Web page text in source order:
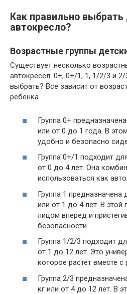
Как правильно выбрать
автокресло?
Возрастные группы
Существует несколько
автокресел: 0+, 0+/1, 1, 1/2/3 и
выбрать? Все зависит от
ребенка.
Группа 0+
или от 0 до 1 года. В
удобно и безопасно
Группа 0+/1 подходит
от 0 до 4 лет. Она
использоваться как
Группа 1 предназначена
или от 1 до 4 лет. В этой
лицом вперед и
безопасности.
Группа 1/2/3 подходит
от 1 до 12 лет. Это
которое растет вместе с
Группа 2/3
кг или от 4 до 12 лет. В